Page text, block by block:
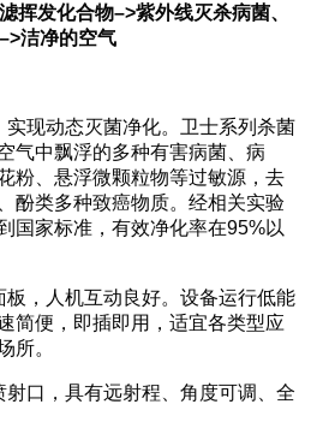
挥发化合物–>紫外线灭杀病菌、
洁净的空气
现动态灭菌净化。卫士系列杀菌
气中飘浮的多种有害病菌、病
粉、悬浮微颗粒物等过敏源，去
酚类多种致癌物质。经相关实验
国家标准，有效净化率在95%以
，人机互动良好。设备运行低能
简便，即插即用，适宜各类型应
所。
口，具有远射程、角度可调、全